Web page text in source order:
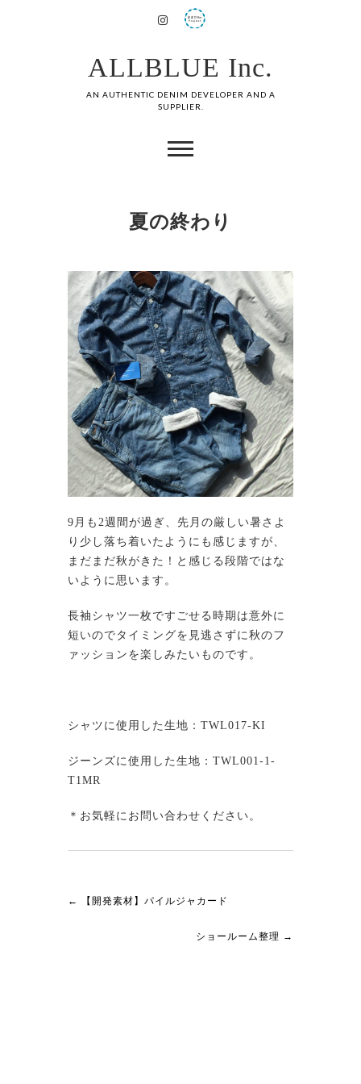
ALLBLUE Inc.
AN AUTHENTIC DENIM DEVELOPER AND A
SUPPLIER.
夏の終わり
9月も2週間が過ぎ、先月の厳しい暑さよ
り少し落ち着いたようにも感じますが、
まだまだ秋がきた！と感じる段階ではな
いように思います。
長袖シャツ一枚ですごせる時期は意外に
短いのでタイミングを見逃さずに秋のフ
ァッションを楽しみたいものです。
シャツに使用した生地：TWL017-KI
ジーンズに使用した生地：TWL001-1-
T1MR
＊お気軽にお問い合わせください。
← 【開発素材】パイルジャカード
ショールーム整理 →